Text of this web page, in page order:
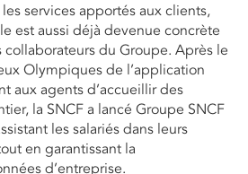
services apportés aux clients,
est aussi déjà devenue concrète
du Groupe. Après le
Olympiques de l’application
aux agents d’accueillir des
la SNCF a lancé Groupe SNCF
les salariés dans leurs
en garantissant la
d’entreprise.